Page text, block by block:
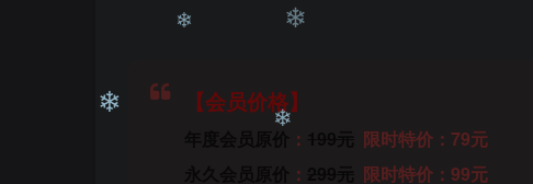
【会员价格】
：
限时特价：79元
：
限时特价：99元